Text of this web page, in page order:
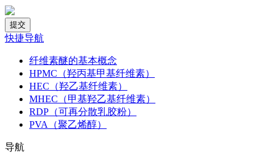
快捷导航
纤维素醚的基本概念
HPMC（羟丙基甲基纤维素）
HEC（羟乙基纤维素）
MHEC（甲基羟乙基纤维素）
RDP（可再分散乳胶粉）
PVA（聚乙烯醇）
导航